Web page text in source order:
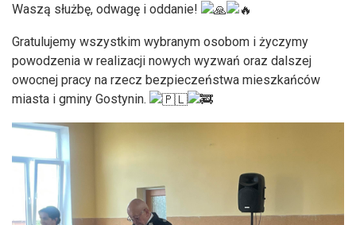
Waszą służbę, odwagę i oddanie!
Gratulujemy wszystkim wybranym osobom i życzymy
powodzenia w realizacji nowych wyzwań oraz dalszej
owocnej pracy na rzecz bezpieczeństwa mieszkańców
miasta i gminy Gostynin.